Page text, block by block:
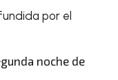
por el
noche de